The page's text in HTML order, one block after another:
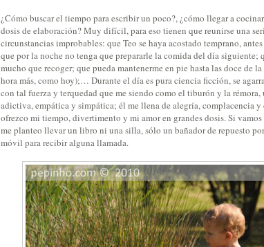
¿Cómo buscar el tiempo para escribir un poco?, ¿cómo llegar a
dosis de elaboración? Muy difícil, para eso tienen que reunirse una
circunstancias improbables: que Teo se haya acostado temprano,
que por la noche no tenga que prepararle la comida del día siguiente;
mucho que recoger; que pueda mantenerme en pie hasta las doce de
hora más, como hoy);… Durante el día es pura ciencia ficción, se
con tal fuerza y terquedad que me siendo como el tiburón y la rémora,
adictiva, empática y simpática; él me llena de alegría, complacencia y
ofrezco mi tiempo, divertimento y mi amor en grandes dosis. Si
me planteo llevar un libro ni una silla, sólo un bañador de repuesto
móvil para recibir alguna llamada.